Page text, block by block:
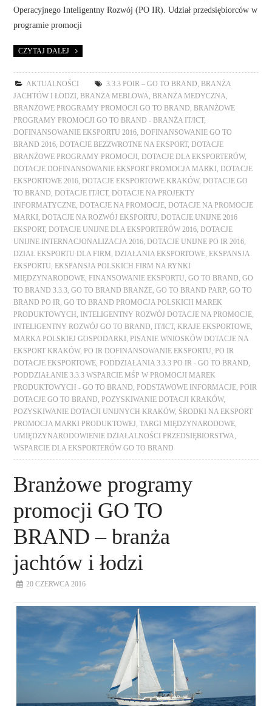
Operacyjnego Inteligentny Rozwój (PO IR). Udział przedsiębiorców w
programie promocji
CZYTAJ DALEJ
AKTUALNOŚCI 3.3.3 POIR – GO TO BRAND ,BRANŻA
JACHTÓW I ŁODZI
,BRANŻA MEBLOWA ,BRANŻA MEDYCZNA
BRANŻOWE PROGRAMY PROMOCJI GO TO BRAND ,BRANŻOWE
PROGRAMY PROMOCJI GO TO BRAND - BRANŻA IT/ICT,
DOFINANSOWANIE EKSPORTU 2016 ,DOFINANSOWANIE GO TO
BRAND 2016 ,DOTACJE BEZZWROTNE NA EKSPORT,DOTACJE
BRANŻOWE PROGRAMY PROMOCJI
,DOTACJE DLA EKSPORTERÓW,
DOTACJE DOFINANSOWANIE EKSPORT PROMOCJA MARKI
,DOTACJE
EKSPORTOWE 2016 ,DOTACJE EKSPORTOWE KRAKÓW,DOTACJE GO
TO BRAND ,DOTACJE IT/ICT,DOTACJE NA PROJEKTY
INFORMATYCZNE ,DOTACJE NA PROMOCJE ,DOTACJE NA PROMOCJE
MARKI
,DOTACJE NA ROZWÓJ EKSPORTU ,DOTACJE UNIJNE 2016
EKSPORT,DOTACJE UNIJNE DLA EKSPORTERÓW 2016 ,DOTACJE
UNIJNE INTERNACJONALIZACJA 2016 ,DOTACJE UNIJNE PO IR 2016
DZIAŁ EKSPORTU DLA FIRM ,DZIAŁANIA EKSPORTOWE ,EKSPANSJA
EKSPORTU ,EKSPANSJA POLSKICH FIRM NA RYNKI
MIĘDZYNARODOWE ,FINANSOWANIE EKSPORTU ,GO TO BRAND ,GO
TO BRAND 3.3.3 ,GO TO BRAND BRANŻE ,GO TO BRAND PARP ,GO TO
BRAND PO IR ,GO TO BRAND PROMOCJA POLSKICH MAREK
PRODUKTOWYCH
INTELIGENTNY ROZWÓJ DOTACJE NA PROMOCJE
INTELIGENTNY ROZWÓJ GO TO BRAND
IT/ICT,KRAJE EKSPORTOWE
MARKA POLSKIEJ GOSPODARKI
,PISANIE WNIOSKÓW DOTACJE NA
EKSPORT KRAKÓW,PO IR DOFINANSOWANIE EKSPORTU ,PO IR
DOTACJE EKSPORTOWE ,PODDZIAŁANIA 3.3.3 PO IR - GO TO BRAND
PODDZIAŁANIE 3.3.3 WSPARCIE MŚP W PROMOCJI MAREK
PRODUKTOWYCH - GO TO BRAND ,PODSTAWOWE INFORMACJE ,POIR
DOTACJE GO TO BRAND ,POZYSKIWANIE DOTACJI KRAKÓW,
POZYSKIWANIE DOTACJI UNIJNYCH KRAKÓW, ŚRODKI NA EKSPORT
PROMOCJA MARKI PRODUKTOWEJ ,TARGI MIĘDZYNARODOWE
UMIĘDZYNARODOWIENIE DZIAŁALNOŚCI PRZEDSIĘBIORSTWA
WSPARCIE DLA EKSPORTERÓW GO TO BRAND
Branżowe programy
promocji GO TO
BRAND – branża
jachtów i łodzi
20 CZERWCA 2016